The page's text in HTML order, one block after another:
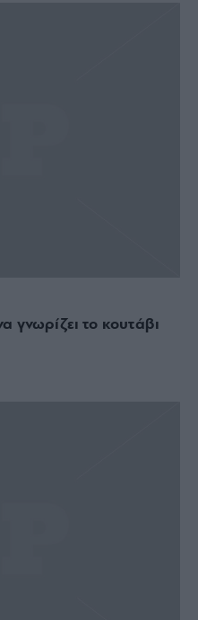
γνωρίζει το κουτάβι